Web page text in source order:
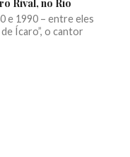
Rival, no Rio
e 1990 – entre eles
Ícaro”, o cantor